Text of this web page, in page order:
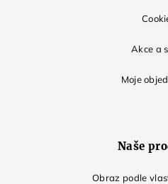
Akce a
Moje
Naše
Obraz podle